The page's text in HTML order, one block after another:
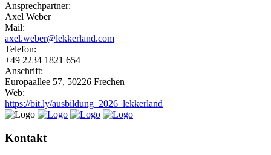
Ansprechpartner:
Axel Weber
Mail:
axel.weber@lekkerland.com
Telefon:
+49 2234 1821 654
Anschrift:
Europaallee 57, 50226 Frechen
Web:
https://bit.ly/ausbildung_2026_lekkerland
Kontakt